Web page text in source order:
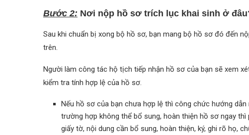
Bước 2: Nơi nộp hồ sơ trích lục khai sinh ở
Sau khi chuẩn bị xong bộ hồ sơ, bạn mang bộ hồ sơ đó đến
trên.
Người làm công tác hộ tịch tiếp nhận hồ sơ của bạn sẽ xem
kiểm tra tính hợp lệ của hồ sơ.
Nếu hồ sơ của bạn chưa hợp lệ thì công chức hướng
trường hợp không thể bổ sung, hoàn thiện hồ sơ ngay
giấy tờ, nội dung cần bổ sung, hoàn thiện, ký, ghi rõ họ,